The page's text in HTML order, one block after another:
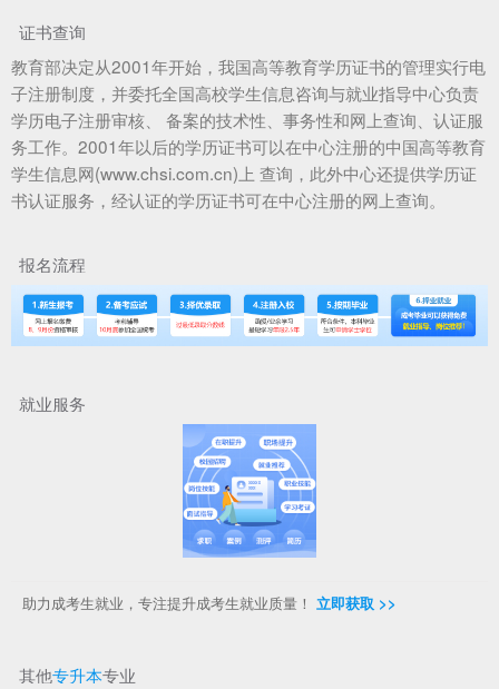
证书查询
教育部决定从2001年开始，我国高等教育学历证书的管理实行电
子注册制度，并委托全国高校学生信息咨询与就业指导中心负责
学历电子注册审核、 备案的技术性、事务性和网上查询、认证服
务工作。2001年以后的学历证书可以在中心注册的中国高等教育
学生信息网(www.chsi.com.cn)上 查询，此外中心还提供学历证
书认证服务，经认证的学历证书可在中心注册的网上查询。
报名流程
就业服务
助力成考生就业，专注提升成考生就业质量！ 立即获取 >>
其他专升本专业